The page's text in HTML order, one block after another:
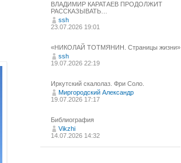
ВЛАДИМИР КАРАТАЕВ ПРОДОЛЖИТ
РАССКАЗЫВАТЬ…
ssh
23.07.2026 19:01
«НИКОЛАЙ ТОТМЯНИН. Страницы жизни»
ssh
19.07.2026 22:19
Иркутский скалолаз. Фри Соло.
Миргородский Александр
19.07.2026 17:17
Библиография
Vikzhi
14.07.2026 14:32